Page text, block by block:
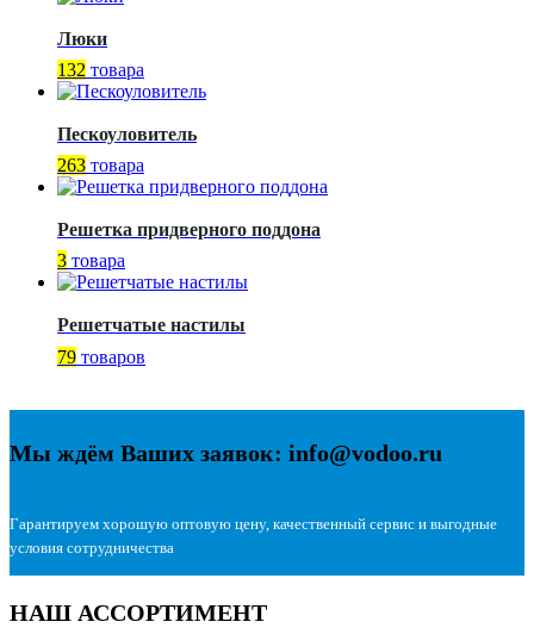
Люки
132 товара
Пескоуловитель
263 товара
Решетка придверного поддона
3 товара
Решетчатые настилы
79 товаров
Мы ждём Ваших заявок: info@vodoo.ru
Гарантируем хорошую оптовую цену, качественный сервис и выгодные
условия сотрудничества
НАШ АССОРТИМЕНТ